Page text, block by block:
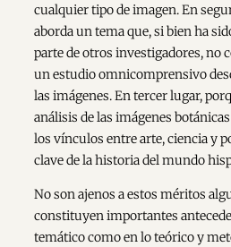
cualquier tipo de imagen. En
aborda un tema que, si bien ha
parte de otros investigadores, no
un estudio omnicomprensivo
las imágenes. En tercer lugar,
análisis de las imágenes
los vínculos entre arte, ciencia y
clave de la historia del mundo
No son ajenos a estos méritos
constituyen importantes
temático como en lo teórico y